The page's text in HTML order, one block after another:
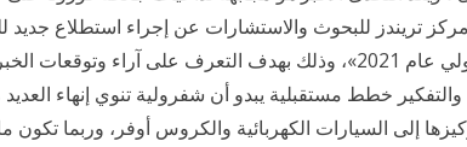
تريندز للبحوث والاستشارات عن إجراء استطلاع
الجيوسياسي والأمن الدولي عام 2021»، وذلك بهدف التعرف على آراء
خطط مستقبلية يبدو أن شفرولية تنوي إنهاء العديد
إلى السيارات الكهربائية والكروس أوفر، وربما تكون